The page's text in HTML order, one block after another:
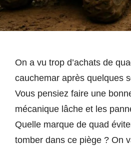
On a vu trop d’achats de
cauchemar après quelques
Vous pensiez faire une
mécanique lâche et les
Quelle marque de quad
tomber dans ce piège ? On